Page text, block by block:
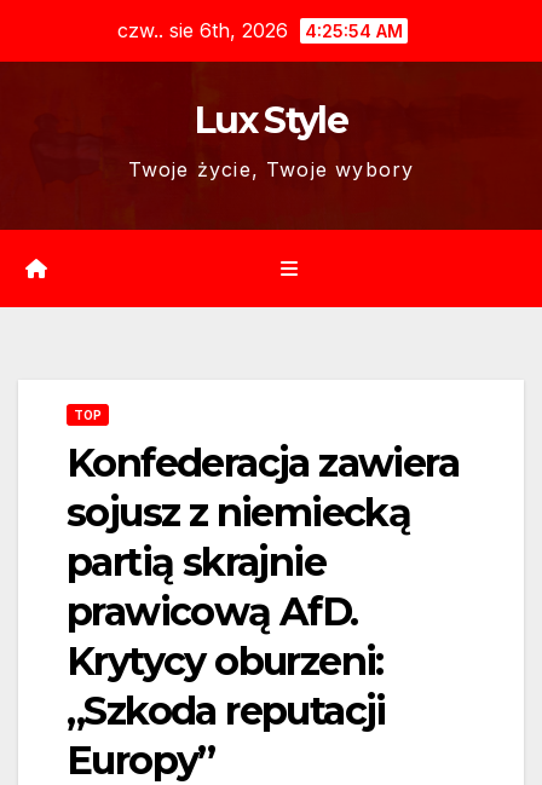
czw.. sie 6th, 2026 4:25:55 AM
Lux Style
Twoje życie, Twoje wybory
TOP
Konfederacja zawiera
sojusz z niemiecką
partią skrajnie
prawicową AfD.
Krytycy oburzeni:
„Szkoda reputacji
Europy”